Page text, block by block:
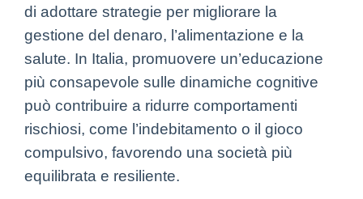
di adottare strategie per migliorare la
gestione del denaro, l’alimentazione e la
salute. In Italia, promuovere un’educazione
più consapevole sulle dinamiche cognitive
può contribuire a ridurre comportamenti
rischiosi, come l’indebitamento o il gioco
compulsivo, favorendo una società più
equilibrata e resiliente.